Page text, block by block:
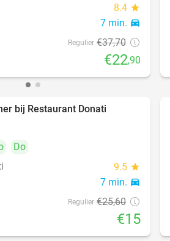
8.4 star
7 min. directions_car
Regulier €37,70
€22,90
bij Restaurant Donati
Do
9.5 star
7 min. directions_car
Regulier €25,60
€15